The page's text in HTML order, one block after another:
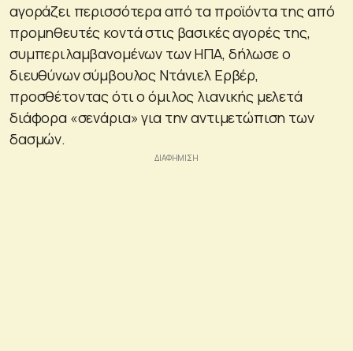
αγοράζει περισσότερα από τα προϊόντα της από
προμηθευτές κοντά στις βασικές αγορές της,
συμπεριλαμβανομένων των ΗΠΑ, δήλωσε ο
διευθύνων σύμβουλος Ντάνιελ Ερβέρ,
προσθέτοντας ότι ο όμιλος λιανικής μελετά
διάφορα «σενάρια» για την αντιμετώπιση των
δασμών.